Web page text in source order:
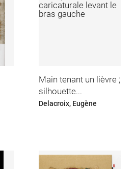
Main tenant un lièvre ;
silhouette...
Delacroix, Eugène